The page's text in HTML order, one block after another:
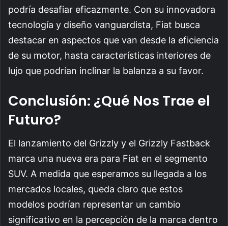
podría desafiar eficazmente. Con su innovadora
tecnología y diseño vanguardista, Fiat busca
destacar en aspectos que van desde la eficiencia
de su motor, hasta características interiores de
lujo que podrían inclinar la balanza a su favor.
Conclusión: ¿Qué Nos Trae el
Futuro?
El lanzamiento del Grizzly y el Grizzly Fastback
marca una nueva era para Fiat en el segmento
SUV. A medida que esperamos su llegada a los
mercados locales, queda claro que estos
modelos podrían representar un cambio
significativo en la percepción de la marca dentro